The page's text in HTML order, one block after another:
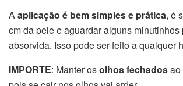
Aaplicação é bem simples e prática, é
cm da pele e aguardar alguns minutinhos
absorvida. Isso pode ser feito a qualquer
IMPORTE: Manter osolhos fechadosao